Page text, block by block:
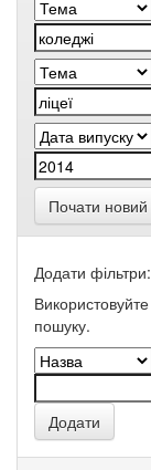
Почати
Додати фільтри:
пошуку.